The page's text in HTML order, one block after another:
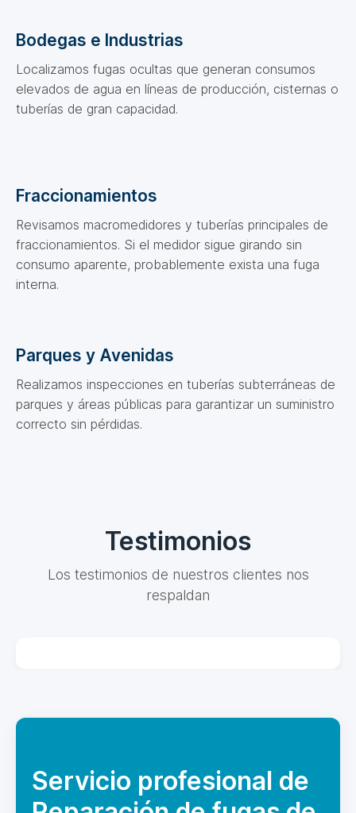
Bodegas e Industrias
Localizamos fugas ocultas que generan consumos
elevados de agua en líneas de producción, cisternas o
tuberías de gran capacidad.
Fraccionamientos
Revisamos macromedidores y tuberías principales de
fraccionamientos. Si el medidor sigue girando sin
consumo aparente, probablemente exista una fuga
interna.
Parques y Avenidas
Realizamos inspecciones en tuberías subterráneas de
parques y áreas públicas para garantizar un suministro
correcto sin pérdidas.
Testimonios
Los testimonios de nuestros clientes nos
respaldan
Servicio profesional de